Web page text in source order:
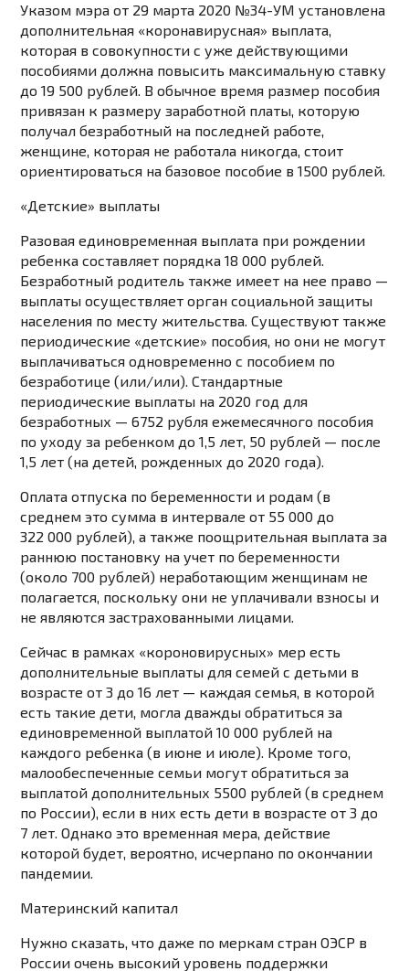
Указом мэра от 29 марта 2020 №34-УМ установлена
дополнительная «коронавирусная» выплата,
которая в совокупности с уже действующими
пособиями должна повысить максимальную ставку
до 19 500 рублей. В обычное время размер пособия
привязан к размеру заработной платы, которую
получал безработный на последней работе,
женщине, которая не работала никогда, стоит
ориентироваться на базовое пособие в 1500 рублей.
«Детские» выплаты
Разовая единовременная выплата при рождении
ребенка составляет порядка 18 000 рублей.
Безработный родитель также имеет на нее право —
выплаты осуществляет орган социальной защиты
населения по месту жительства. Существуют также
периодические «детские» пособия, но они не могут
выплачиваться одновременно с пособием по
безработице (или/или). Стандартные
периодические выплаты на 2020 год для
безработных — 6752 рубля ежемесячного пособия
по уходу за ребенком до 1,5 лет, 50 рублей — после
1,5 лет (на детей, рожденных до 2020 года).
Оплата отпуска по беременности и родам (в
среднем это сумма в интервале от 55 000 до
322 000 рублей), а также поощрительная выплата за
раннюю постановку на учет по беременности
(около 700 рублей) неработающим женщинам не
полагается, поскольку они не уплачивали взносы и
не являются застрахованными лицами.
Сейчас в рамках «короновирусных» мер есть
дополнительные выплаты для семей с детьми в
возрасте от 3 до 16 лет — каждая семья, в которой
есть такие дети, могла дважды обратиться за
единовременной выплатой 10 000 рублей на
каждого ребенка (в июне и июле). Кроме того,
малообеспеченные семьи могут обратиться за
выплатой дополнительных 5500 рублей (в среднем
по России), если в них есть дети в возрасте от 3 до
7 лет. Однако это временная мера, действие
которой будет, вероятно, исчерпано по окончании
пандемии.
Материнский капитал
Нужно сказать, что даже по меркам стран ОЭСР в
России очень высокий уровень поддержки